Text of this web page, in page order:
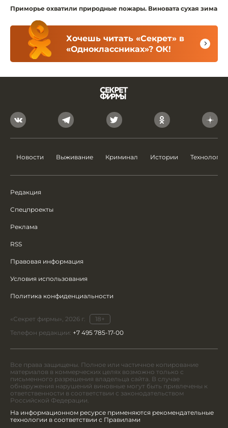
Приморье охватили природные пожары. Виновата сухая зима
Хочешь читать «Секрет» в
«Одноклассниках»? ОК!
Новости Выживание Криминал Истории Технологии
Редакция
Спецпроекты
Реклама
RSS
Правовая информация
Условия использования
Политика конфиденциальности
«Секрет фирмы», 2026 г.
18+
Телефон редакции: +7 495 785-17-00
Все права защищены. Полное или частичное копирование
материалов в коммерческих целях возможно только с
письменного разрешения владельца сайта. В случае
обнаружения нарушений виновные могут быть привлечены к
ответственности в соответствии с законодательством
Российской Федерации.
На информационном ресурсе применяются рекомендательные
технологии в соответствии с Правилами